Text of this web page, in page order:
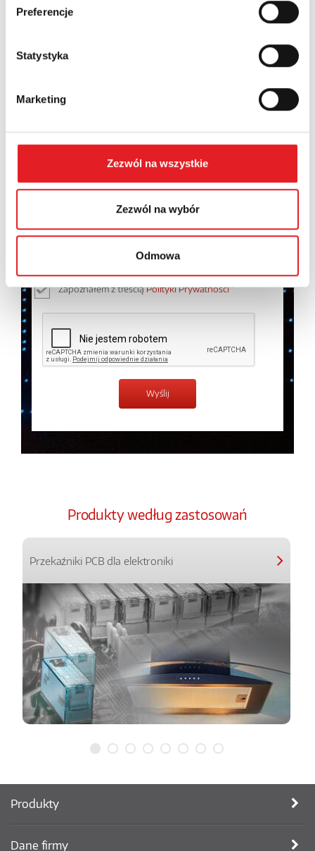
Preferencje
Statystyka
Marketing
Zezwól na wszystkie
Zezwól na wybór
Odmowa
Województwo:
Wyrażam zgodę na przetwarzanie moich danych
osobowych przez Relpol S.A. Więcej informacji na
Zapoznałem z treściąPolityki Prywatności*
Produkty według zastosowań
Przekaźniki PCB dla elektroniki
Produkty
Dane firmy